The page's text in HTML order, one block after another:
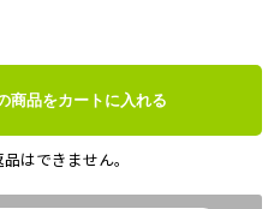
商品をカートに入れる
はできません。